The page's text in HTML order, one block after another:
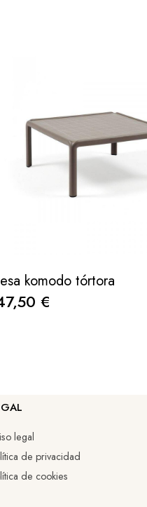
komodo tórtora
€
legal
de privacidad
de cookies